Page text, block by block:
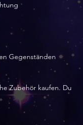
Gegenständen
Zubehör kaufen. Du